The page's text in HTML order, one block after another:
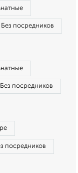
Без посредников
Без посредников
посредников